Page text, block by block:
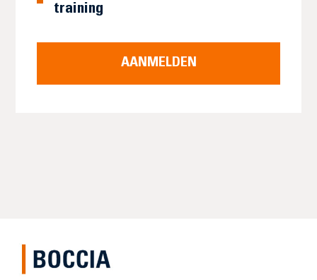
training
AANMELDEN